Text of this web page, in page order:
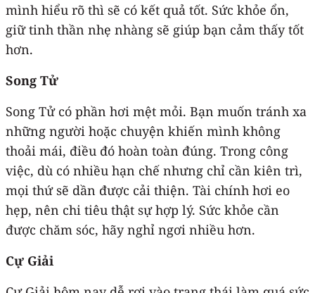
mình hiểu rõ thì sẽ có kết quả tốt. Sức khỏe ổn,
giữ tinh thần nhẹ nhàng sẽ giúp bạn cảm thấy tốt
hơn.
Song Tử
Song Tử có phần hơi mệt mỏi. Bạn muốn tránh xa
những người hoặc chuyện khiến mình không
thoải mái, điều đó hoàn toàn đúng. Trong công
việc, dù có nhiều hạn chế nhưng chỉ cần kiên trì,
mọi thứ sẽ dần được cải thiện. Tài chính hơi eo
hẹp, nên chi tiêu thật sự hợp lý. Sức khỏe cần
được chăm sóc, hãy nghỉ ngơi nhiều hơn.
Cự Giải